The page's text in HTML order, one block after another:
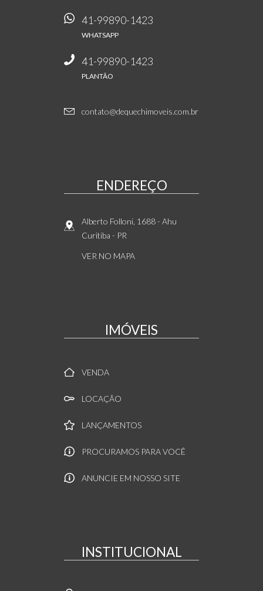
41-99890-1423
WHATSAPP
41-99890-1423
PLANTÃO
contato@dequechimoveis.com.br
ENDEREÇO
Alberto Folloni, 1688- Ahu
Curitiba - PR
VER NO MAPA
IMÓVEIS
VENDA
LOCAÇÃO
LANÇAMENTOS
PROCURAMOS PARA VOCÊ
ANUNCIE EM NOSSO SITE
INSTITUCIONAL